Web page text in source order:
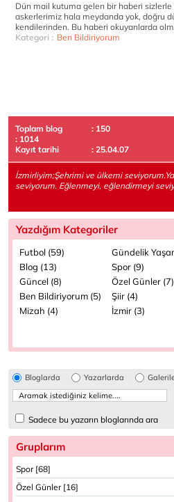
Dün mail kutuma gelen bir haberi
askerlerimiz hala meydanda yok, doğru
kendilerinden. Bu haberi okuyanlarda
Kategori : Ben Bildiriyorum
Toplam blog
: 150
: 1014
Kayıt tarihi
: 25.04.07
İzmirliyim;Şehrimi ve ülkemi
seviyorum. Eğlenmeyi, eğlendirmeyi
Yazdığım Kategoriler
Futbol (59)
Gündelik
Blog (13)
Spor (9)
Güncel (8)
Özel Günler (7)
Ben Bildiriyorum (5)
Şiir (4)
Mizah (4)
İzmir (3)
Bloglarda Yazarlarda
Sadece bu yazarın bloglarında ara
Gruplarım
Spor [68]
Özel Günler [16]